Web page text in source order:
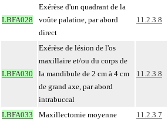
LBFA028
Exérèse d'un quadrant de la
voûte palatine, par abord
direct
11.2.3.8
LBFA030
Exérèse de lésion de l'os
maxillaire et/ou du corps de
la mandibule de 2 cm à 4 cm
de grand axe, par abord
intrabuccal
11.2.3.8
LBFA033 Maxillectomie moyenne 11.2.3.7